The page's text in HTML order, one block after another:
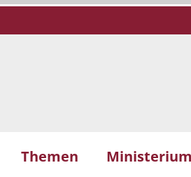
Themen Ministerium